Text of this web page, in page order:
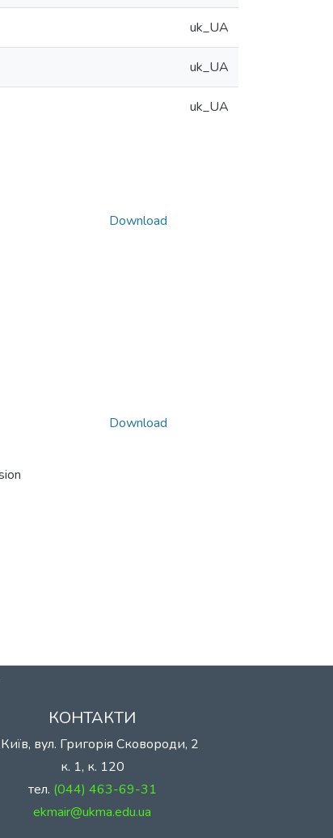
uk_UA
uk_UA
uk_UA
Download
Download
КОНТАКТИ
вул. Григорія Сковороди, 2
к. 1, к. 120
тел. (044) 463-69-31
ekmair@ukma.edu.ua